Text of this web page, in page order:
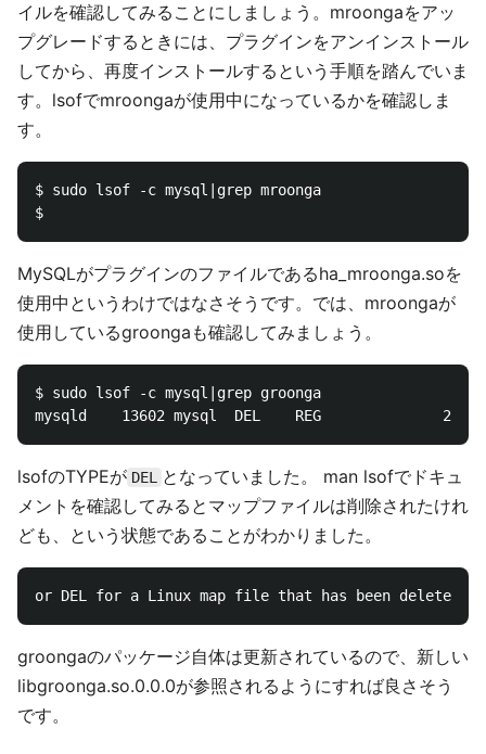
イルを確認してみることにしましょう。mroongaをアッ
プグレードするときには、プラグインをアンインストール
してから、再度インストールするという手順を踏んでいま
す。lsofでmroongaが使用中になっているかを確認しま
す。
$ sudo lsof -c mysql|grep mroonga
MySQLがプラグインのファイルであるha_mroonga.soを
使用中というわけではなさそうです。では、mroongaが
使用しているgroongaも確認してみましょう。
$ sudo lsof -c mysql|grep groonga
lsofのTYPEが DEL
となっていました。 man lsofでドキュ
メントを確認してみるとマップファイルは削除されたけれ
ども、という状態であることがわかりました。
groongaのパッケージ自体は更新されているので、新しい
libgroonga.so.0.0.0が参照されるようにすれば良さそう
です。